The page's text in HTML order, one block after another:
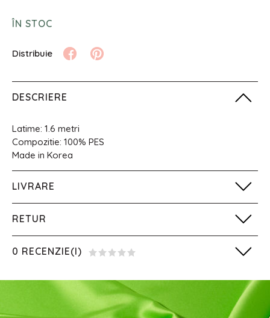
ÎN STOC
DESCRIERE
Latime: 1.6 metri
Compozitie: 100% PES
Made in Korea
LIVRARE
RETUR
0 RECENZIE(I)